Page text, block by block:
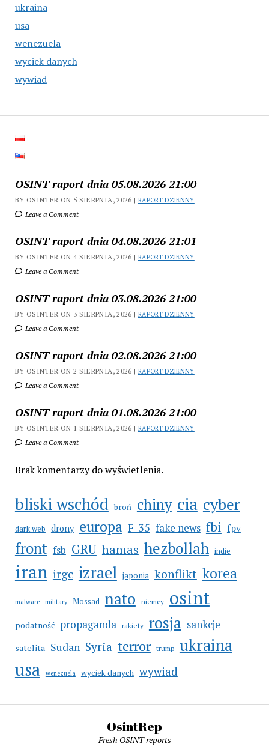
ukraina
usa
wenezuela
wyciek danych
wywiad
OSINT raport dnia 05.08.2026 21:00
BY OSINTER ON 5 SIERPNIA, 2026 | RAPORT DZIENNY
Leave a Comment
OSINT raport dnia 04.08.2026 21:01
BY OSINTER ON 4 SIERPNIA, 2026 | RAPORT DZIENNY
Leave a Comment
OSINT raport dnia 03.08.2026 21:00
BY OSINTER ON 3 SIERPNIA, 2026 | RAPORT DZIENNY
Leave a Comment
OSINT raport dnia 02.08.2026 21:00
BY OSINTER ON 2 SIERPNIA, 2026 | RAPORT DZIENNY
Leave a Comment
OSINT raport dnia 01.08.2026 21:00
BY OSINTER ON 1 SIERPNIA, 2026 | RAPORT DZIENNY
Leave a Comment
Brak komentarzy do wyświetlenia.
bliski wschód broń chiny cia cyber
dark web drony europa F-35 fake news fbi fpv
front fsb GRU hamas hezbollah indie
iran irgc izrael japonia konflikt korea
malware military Mossad nato niemcy osint
podatność propaganda rakiety rosja sankcje
satelita Sudan Syria terror trump ukraina
usa wenezuela wyciek danych wywiad
OsintRep
Fresh OSINT reports